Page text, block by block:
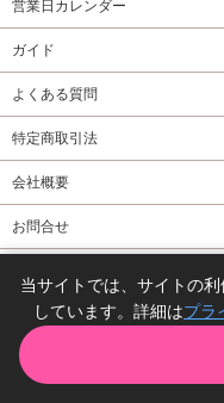
営業日カレンダー
ガイド
よくある質問
特定商取引法
会社概要
お問合せ
当サイトでは、サイトの
しています。詳細はプラ